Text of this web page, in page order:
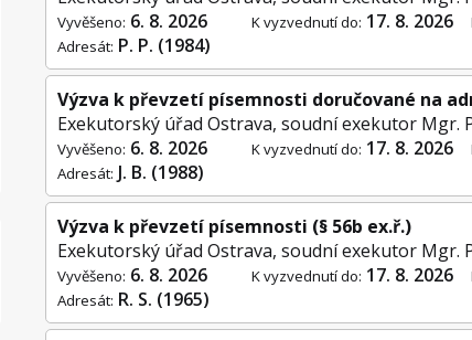
Vyvěšeno: 6. 8. 2026
Adresát: P. P. (1984)
K vyzvednutí do: 17. 8. 2026
Výzva k převzetí písemnosti doručované na
Exekutorský úřad Ostrava, soudní exekutor Mgr.
Vyvěšeno: 6. 8. 2026
Adresát: J. B. (1988)
K vyzvednutí do: 17. 8. 2026
Výzva k převzetí písemnosti (§ 56b ex.ř.)
Exekutorský úřad Ostrava, soudní exekutor Mgr.
Vyvěšeno: 6. 8. 2026
Adresát: R. S. (1965)
K vyzvednutí do: 17. 8. 2026